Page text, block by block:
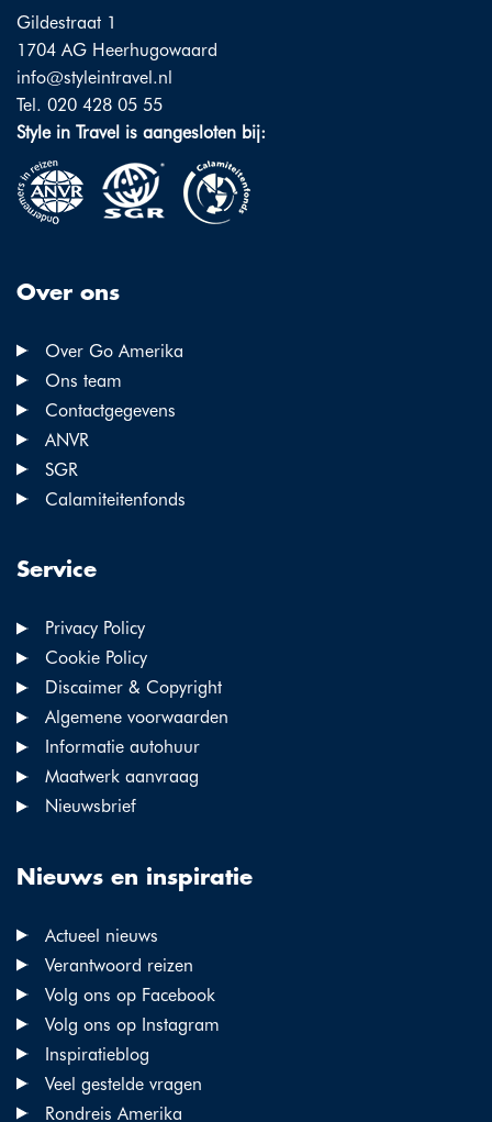
Gildestraat 1
1704 AG Heerhugowaard
info@styleintravel.nl
Tel. 020 428 05 55
Style in Travel is aangesloten bij:
Over ons
Over Go Amerika
Ons team
Contactgegevens
ANVR
SGR
Calamiteitenfonds
Service
Privacy Policy
Cookie Policy
Discaimer & Copyright
Algemene voorwaarden
Informatie autohuur
Maatwerk aanvraag
Nieuwsbrief
Nieuws en inspiratie
Actueel nieuws
Verantwoord reizen
Volg ons op Facebook
Volg ons op Instagram
Inspiratieblog
Veel gestelde vragen
Rondreis Amerika